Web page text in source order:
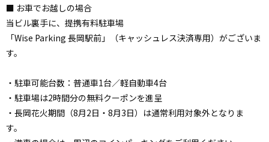
■ お車でお越しの場合
当ビル裏手に、提携有料駐車場
「Wise Parking 長岡駅前」（キャッシュレス決済専用）がございま
す。
・駐車可能台数：普通車1台／軽自動車4台
・駐車場は2時間分の無料クーポンを進呈
・長岡花火期間（8月2日・8月3日）は通常利用対象外となりま
す。